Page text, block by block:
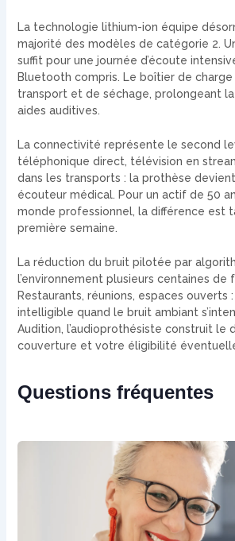
La technologie lithium-ion équipe
majorité des modèles de catégorie 2.
suffit pour une journée d’écoute
Bluetooth compris. Le boîtier de charge
transport et de séchage, prolongeant
aides auditives.
La connectivité représente le second
téléphonique direct, télévision en
dans les transports : la prothèse
écouteur médical. Pour un actif de 50
monde professionnel, la différence est
première semaine.
La réduction du bruit pilotée par
l’environnement plusieurs centaines de
Restaurants, réunions, espaces ouverts
intelligible quand le bruit ambiant
Audition, l’audioprothésiste construit le
couverture et votre éligibilité
Questions fréquentes